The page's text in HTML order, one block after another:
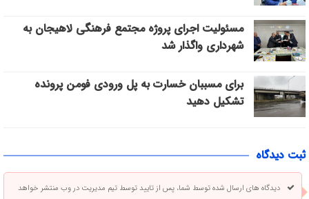
مسئولیت اجرای پروژه مجتمع فرهنگی لاهیجان به
شهرداری واگذار شد
برای مسببان خسارت به پل ورودی فومن پرونده
تشکیل دهید
ثبت دیدگاه
دیدگاه های ارسال شده توسط شما، پس از تایید توسط تیم مدیریت در وب منتشر خواهد